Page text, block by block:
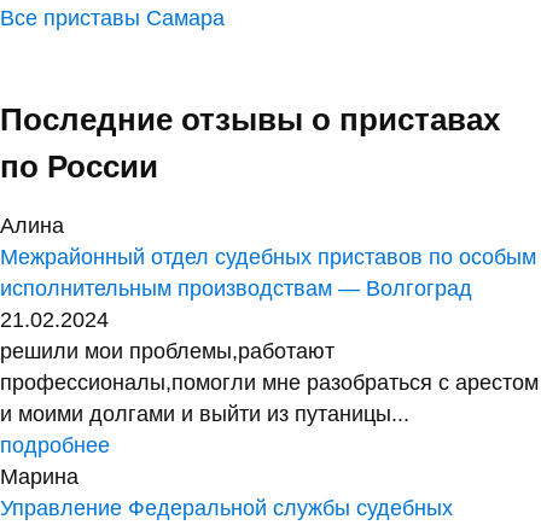
Все приставы Самара
Последние отзывы о приставах
по России
Алина
Межрайонный отдел судебных приставов по особым
исполнительным производствам — Волгоград
21.02.2024
решили мои проблемы,работают
профессионалы,помогли мне разобраться с арестом
и моими долгами и выйти из путаницы...
подробнее
Марина
Управление Федеральной службы судебных